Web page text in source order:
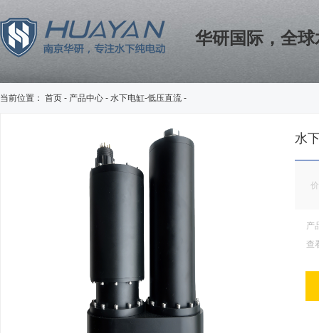
华研国际，全
当前位置： 首页 - 产品中心 - 水下电缸-低压直流 -
水
产
查